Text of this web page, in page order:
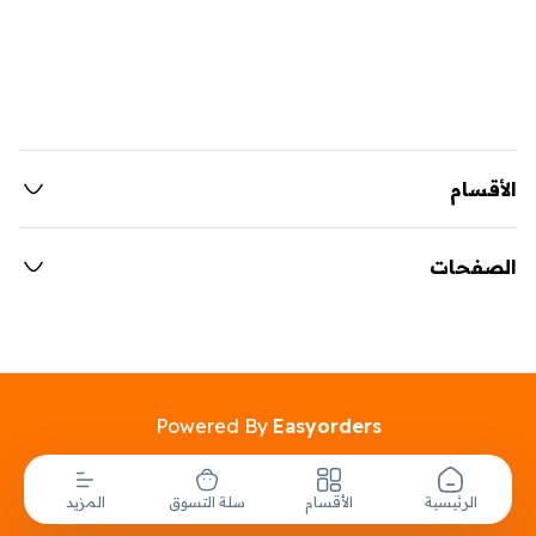
الرئيسية الأقسام سلة التسوق المزيد
الأقسام
الصفحات
Powered By Easyorders